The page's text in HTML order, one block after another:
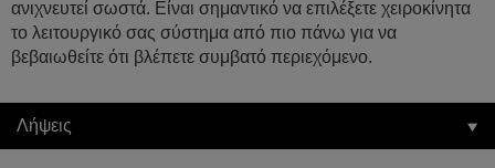
ανιχνευτεί σωστά. Είναι σημαντικό να επιλέξετε χειροκίνητα
το λειτουργικό σας σύστημα από πιο πάνω για να
βεβαιωθείτε ότι βλέπετε συμβατό περιεχόμενο.
Λήψεις